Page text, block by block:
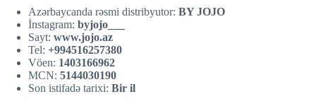
Azərbaycanda rəsmi distribyutor: BY JOJO
İnstagram: byjojo___
Sayt: www.jojo.az
Tel: +994516257380
Vöen: 1403166962
MCN: 5144030190
Son istifadə tarixi: Bir il